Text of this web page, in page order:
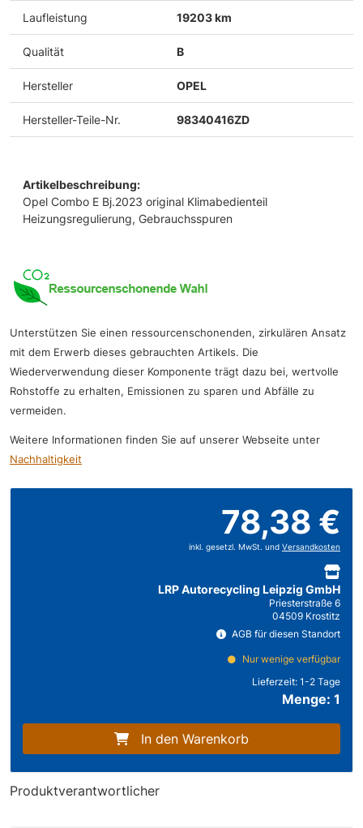
Laufleistung 19203 km
Qualität B
Hersteller OPEL
Hersteller-Teile-Nr. 98340416ZD
Artikelbeschreibung:
Opel Combo E Bj.2023 original Klimabedienteil
Heizungsregulierung, Gebrauchsspuren
Unterstützen Sie einen ressourcenschonenden, zirkulären Ansatz
mit dem Erwerb dieses gebrauchten Artikels. Die
Wiederverwendung dieser Komponente trägt dazu bei, wertvolle
Rohstoffe zu erhalten, Emissionen zu sparen und Abfälle zu
vermeiden.
Weitere Informationen finden Sie auf unserer Webseite unter
Nachhaltigkeit
78,38 €
inkl. gesetzl. MwSt. und Versandkosten
LRP Autorecycling Leipzig GmbH
Priesterstraße 6
04509 Krostitz
AGB für diesen Standort
Nur wenige verfügbar
Lieferzeit: 1-2 Tage
Menge: 1
In den Warenkorb
Produktverantwortlicher